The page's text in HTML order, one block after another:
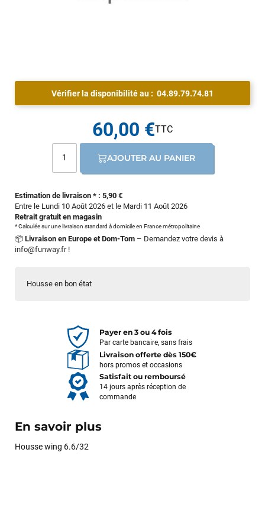
Housse en bon état
Vérifier la disponibilité au : 04.89.79.74.81
Estimation de livraison * : 5,90 €
Entre le Lundi 10 Août 2026 et le Mardi 11 Août 2026
Retrait gratuit en magasin
* Calculée sur une livraison standard à domicile en France métropolitaine
📦 Livraison en Europe et Dom-Tom – Demandez votre devis à
info@funway.fr!
60,00 €
AJOUTER AU PANIER
Payer en 3 ou 4 fois
Par carte bancaire, sans frais
Livraison offerte dès 150€
hors promos et occasions
Satisfait ou remboursé
14 jours après réception de
commande
En savoir plus
Housse wing 6.6/32